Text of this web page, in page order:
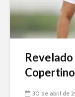
30 de abril de